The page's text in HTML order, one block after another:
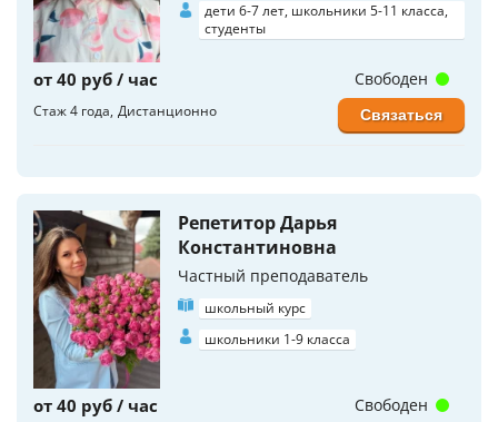
дети 6-7 лет, школьники 5-11 класса,
студенты
от 40 руб / час
Стаж 4 года Дистанционно
Свободен
Связаться
Репетитор Дарья
Константиновна
Частный преподаватель
школьный курс
школьники 1-9 класса
от 40 руб / час Свободен